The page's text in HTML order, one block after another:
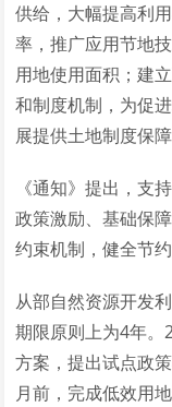
供给，大幅提高利
率，推广应用节地
用地使用面积；建
和制度机制，为促
展提供土地制度保障
《通知》提出，支
政策激励、基础保
约束机制，健全节
从部自然资源开发
期限原则上为4年
方案，提出试点政
月前，完成低效用